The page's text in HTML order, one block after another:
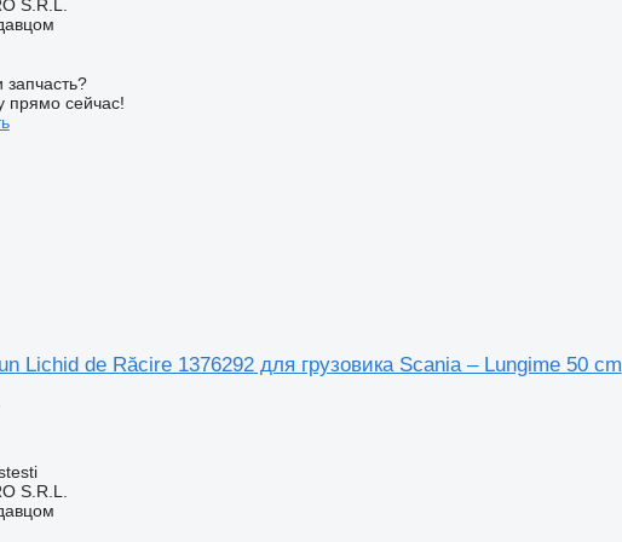
S.R.L.
прямо сейчас!
Lichid de Răcire 1376292 для грузовика Scania – Lungime 50 cm
S.R.L.